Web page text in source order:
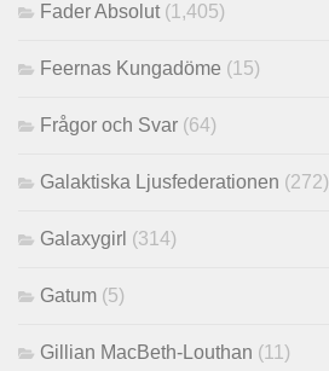
Fader Absolut (1,405)
Feernas Kungadöme (15)
Frågor och Svar (64)
Galaktiska Ljusfederationen (272)
Galaxygirl (314)
Gatum (5)
Gillian MacBeth-Louthan (11)